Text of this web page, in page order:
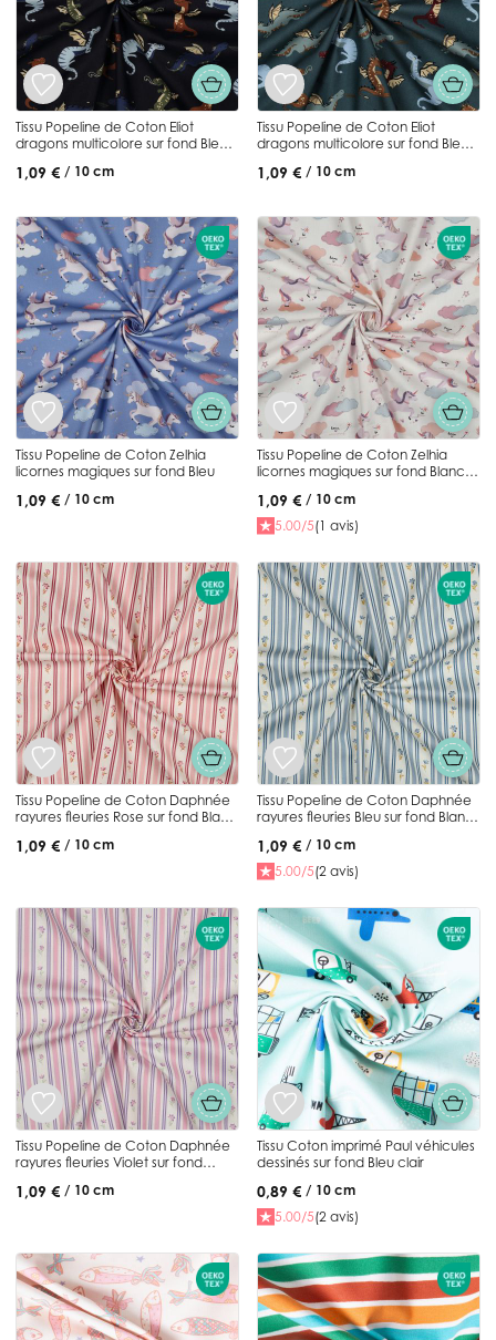
Tissu Popeline de Coton Eliot
dragons multicolore sur fond Bleu
1,09 € / 10 cm
Tissu Popeline de Coton Eliot
dragons multicolore sur fond Bleu
1,09 € / 10 cm
Tissu Popeline de Coton Zelhia
licornes magiques sur fond Bleu
1,09 € / 10 cm
Tissu Popeline de Coton Zelhia
licornes magiques sur fond Blanc
1,09 € / 10 cm
5.00/5(1 avis)
Tissu Popeline de Coton Daphnée
rayures fleuries Rose sur fond Blanc
1,09 € / 10 cm
Tissu Popeline de Coton Daphnée
rayures fleuries Bleu sur fond Blanc
1,09 € / 10 cm
5.00/5(2 avis)
Tissu Popeline de Coton Daphnée
rayures fleuries Violet sur fond
1,09 € / 10 cm
Tissu Coton imprimé Paul véhicules
dessinés sur fond Bleu clair
0,89 € / 10 cm
5.00/5(2 avis)